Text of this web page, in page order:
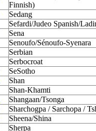
Finnish)
Sedang
Sefardi/Judeo Spanish/
Sena
Senoufo/Sénoufo-Syenara
Serbian
Serbocroat
SeSotho
Shan
Shan-Khamti
Shangaan/Tsonga
Sharchogpa / Sarchopa /
Sheena/Shina
Sherpa